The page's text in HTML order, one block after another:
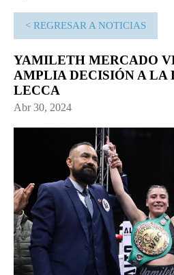
< REGRESAR A NOTICIAS
YAMILETH MERCADO
AMPLIA DECISIÓN A LA
LECCA
Abr 30, 2024